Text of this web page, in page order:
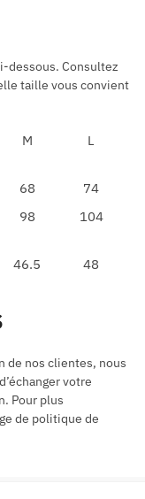
dessous. Consultez
taille vous convient
M L
68
74
98 104
46.5 48
de nos clientes, nous
votre
Pour plus
de politique de